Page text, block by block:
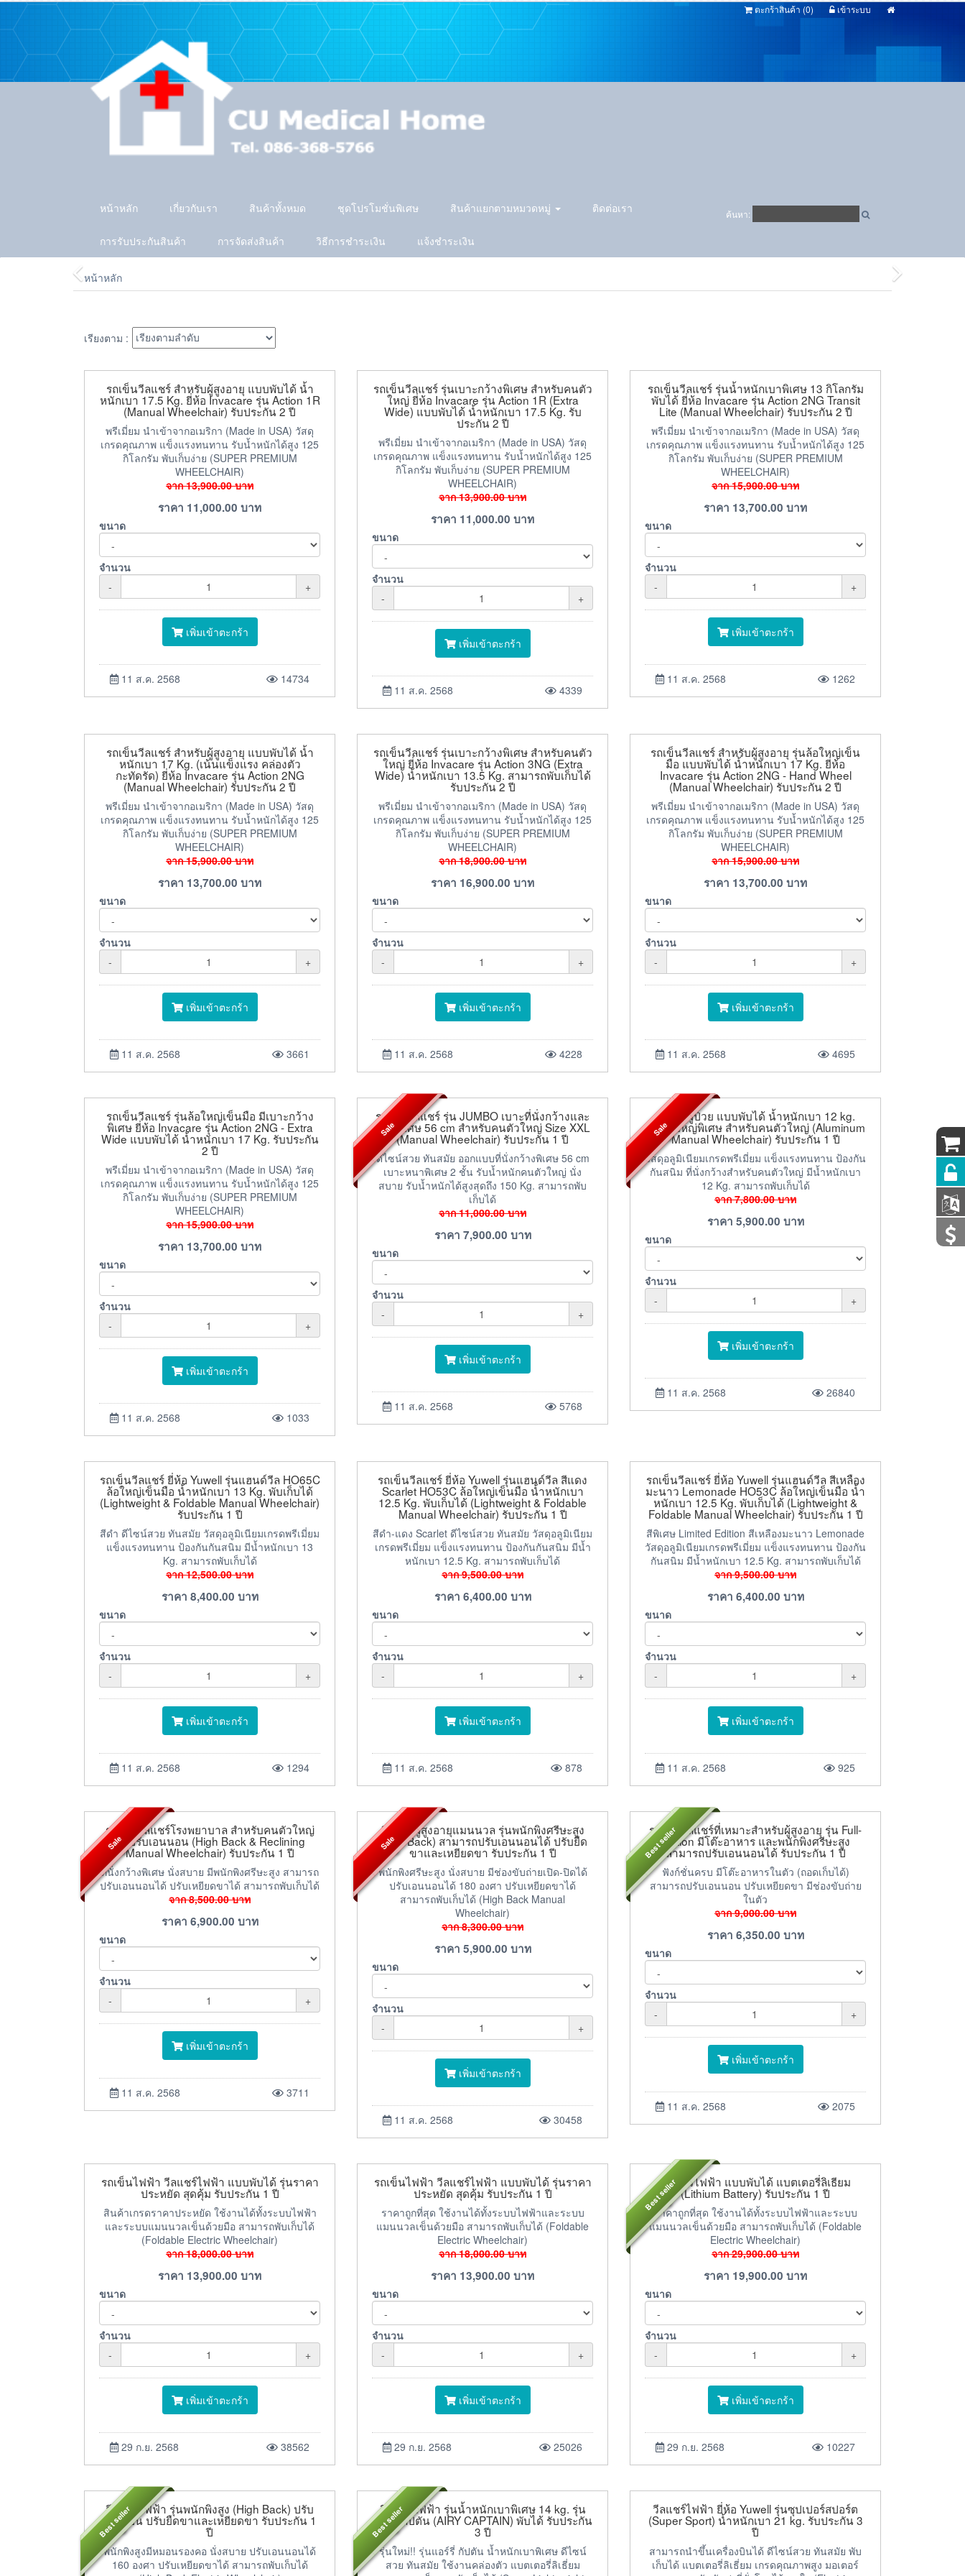
เข้าระบบ
ตะกร้าสินค้า (0)
หน้าหลัก เกี่ยวกับเรา สินค้าทั้งหมด ชุดโปรโมชั่นพิเศษ สินค้าแยกตามหมวดหมู่ ติดต่อเรา
การรับประกันสินค้า การจัดส่งสินค้า วิธีการชำระเงิน แจ้งชำระเงิน
ค้นหา:
หน้าหลัก
เรียงตาม :
รถเข็นวีลแชร์ สำหรับผู้สูงอายุ แบบพับได้ น้ำ
หนักเบา 17.5 Kg. ยี่ห้อ Invacare รุ่น Action 1R
(Manual Wheelchair) รับประกัน 2 ปี
พรีเมี่ยม นำเข้าจากอเมริกา (Made in USA) วัสดุ
เกรดคุณภาพ แข็งแรงทนทาน รับน้ำหนักได้สูง 125
กิโลกรัม พับเก็บง่าย (SUPER PREMIUM
WHEELCHAIR)
จาก13,900.00บาท
ราคา 11,000.00 บาท
ขนาด
จำนวน
-
+
เพิ่มเข้าตะกร้า
11 ส.ค. 2568 14734
รถเข็นวีลแชร์ รุ่นเบาะกว้างพิเศษ สำหรับคนตัว
ใหญ่ ยี่ห้อ Invacare รุ่น Action 1R (Extra
Wide) แบบพับได้ น้ำหนักเบา 17.5 Kg. รับ
ประกัน 2 ปี
พรีเมี่ยม นำเข้าจากอเมริกา (Made in USA) วัสดุ
เกรดคุณภาพ แข็งแรงทนทาน รับน้ำหนักได้สูง 125
กิโลกรัม พับเก็บง่าย (SUPER PREMIUM
WHEELCHAIR)
จาก13,900.00บาท
ราคา 11,000.00 บาท
ขนาด
จำนวน
-
+
เพิ่มเข้าตะกร้า
11 ส.ค. 2568 4339
รถเข็นวีลแชร์ รุ่นน้ำหนักเบาพิเศษ 13 กิโลกรัม
พับได้ ยี่ห้อ Invacare รุ่น Action 2NG Transit
Lite (Manual Wheelchair) รับประกัน 2 ปี
พรีเมี่ยม นำเข้าจากอเมริกา (Made in USA) วัสดุ
เกรดคุณภาพ แข็งแรงทนทาน รับน้ำหนักได้สูง 125
กิโลกรัม พับเก็บง่าย (SUPER PREMIUM
WHEELCHAIR)
จาก15,900.00บาท
ราคา 13,700.00 บาท
ขนาด
จำนวน
-
+
เพิ่มเข้าตะกร้า
11 ส.ค. 2568 1262
รถเข็นวีลแชร์ สำหรับผู้สูงอายุ แบบพับได้ น้ำ
หนักเบา 17 Kg. (เน้นแข็งแรง คล่องตัว
กะทัดรัด) ยี่ห้อ Invacare รุ่น Action 2NG
(Manual Wheelchair) รับประกัน 2 ปี
พรีเมี่ยม นำเข้าจากอเมริกา (Made in USA) วัสดุ
เกรดคุณภาพ แข็งแรงทนทาน รับน้ำหนักได้สูง 125
กิโลกรัม พับเก็บง่าย (SUPER PREMIUM
WHEELCHAIR)
จาก15,900.00บาท
ราคา 13,700.00 บาท
ขนาด
จำนวน
-
+
เพิ่มเข้าตะกร้า
11 ส.ค. 2568 3661
รถเข็นวีลแชร์ รุ่นเบาะกว้างพิเศษ สำหรับคนตัว
ใหญ่ ยี่ห้อ Invacare รุ่น Action 3NG (Extra
Wide) น้ำหนักเบา 13.5 Kg. สามารถพับเก็บได้
รับประกัน 2 ปี
พรีเมี่ยม นำเข้าจากอเมริกา (Made in USA) วัสดุ
เกรดคุณภาพ แข็งแรงทนทาน รับน้ำหนักได้สูง 125
กิโลกรัม พับเก็บง่าย (SUPER PREMIUM
WHEELCHAIR)
จาก18,900.00บาท
ราคา 16,900.00 บาท
ขนาด
จำนวน
-
+
เพิ่มเข้าตะกร้า
11 ส.ค. 2568 4228
รถเข็นวีลแชร์ สำหรับผู้สูงอายุ รุ่นล้อใหญ่เข็น
มือ แบบพับได้ น้ำหนักเบา 17 Kg. ยี่ห้อ
Invacare รุ่น Action 2NG - Hand Wheel
(Manual Wheelchair) รับประกัน 2 ปี
พรีเมี่ยม นำเข้าจากอเมริกา (Made in USA) วัสดุ
เกรดคุณภาพ แข็งแรงทนทาน รับน้ำหนักได้สูง 125
กิโลกรัม พับเก็บง่าย (SUPER PREMIUM
WHEELCHAIR)
จาก15,900.00บาท
ราคา 13,700.00 บาท
ขนาด
จำนวน
-
+
เพิ่มเข้าตะกร้า
11 ส.ค. 2568 4695
รถเข็นวีลแชร์ รุ่นล้อใหญ่เข็นมือ มีเบาะกว้าง
พิเศษ ยี่ห้อ Invacare รุ่น Action 2NG - Extra
Wide แบบพับได้ น้ำหนักเบา 17 Kg. รับประกัน
2 ปี
พรีเมี่ยม นำเข้าจากอเมริกา (Made in USA) วัสดุ
เกรดคุณภาพ แข็งแรงทนทาน รับน้ำหนักได้สูง 125
กิโลกรัม พับเก็บง่าย (SUPER PREMIUM
WHEELCHAIR)
จาก15,900.00บาท
ราคา 13,700.00 บาท
ขนาด
จำนวน
-
+
เพิ่มเข้าตะกร้า
11 ส.ค. 2568 1033
Sale
รถเข็นวีลแชร์ รุ่น JUMBO เบาะที่นั่งกว้างและ
หนาพิเศษ 56 cm สำหรับคนตัวใหญ่ Size XXL
(Manual Wheelchair) รับประกัน 1 ปี
ดีไซน์สวย ทันสมัย ออกแบบที่นั่งกว้างพิเศษ 56 cm
เบาะหนาพิเศษ 2 ชั้น รับน้ำหนักคนตัวใหญ่ นั่ง
สบาย รับน้ำหนักได้สูงสุดถึง 150 Kg. สามารถพับ
เก็บได้
จาก11,000.00บาท
ราคา 7,900.00 บาท
ขนาด
จำนวน
-
+
เพิ่มเข้าตะกร้า
11 ส.ค. 2568 5768
Sale
รถเข็นผู้ป่วย แบบพับได้ น้ำหนักเบา 12 kg.
ขนาดใหญ่พิเศษ สำหรับคนตัวใหญ่ (Aluminum
Manual Wheelchair) รับประกัน 1 ปี
วัสดุอลูมิเนียมเกรดพรีเมี่ยม แข็งแรงทนทาน ป้องกัน
กันสนิม ที่นั่งกว้างสำหรับคนตัวใหญ่ มีน้ำหนักเบา
12 Kg. สามารถพับเก็บได้
จาก7,800.00บาท
ราคา 5,900.00 บาท
ขนาด
จำนวน
-
+
เพิ่มเข้าตะกร้า
11 ส.ค. 2568 26840
รถเข็นวีลแชร์ ยี่ห้อ Yuwell รุ่นแฮนด์วีล HO65C
ล้อใหญ่เข็นมือ น้ำหนักเบา 13 Kg. พับเก็บได้
(Lightweight & Foldable Manual Wheelchair)
รับประกัน 1 ปี
สีดำ ดีไซน์สวย ทันสมัย วัสดุอลูมิเนียมเกรดพรีเมี่ยม
แข็งแรงทนทาน ป้องกันกันสนิม มีน้ำหนักเบา 13
Kg. สามารถพับเก็บได้
จาก12,500.00บาท
ราคา 8,400.00 บาท
ขนาด
จำนวน
-
+
เพิ่มเข้าตะกร้า
11 ส.ค. 2568 1294
รถเข็นวีลแชร์ ยี่ห้อ Yuwell รุ่นแฮนด์วีล สีแดง
Scarlet HO53C ล้อใหญ่เข็นมือ น้ำหนักเบา
12.5 Kg. พับเก็บได้ (Lightweight & Foldable
Manual Wheelchair) รับประกัน 1 ปี
สีดำ-แดง Scarlet ดีไซน์สวย ทันสมัย วัสดุอลูมิเนียม
เกรดพรีเมี่ยม แข็งแรงทนทาน ป้องกันกันสนิม มีน้ำ
หนักเบา 12.5 Kg. สามารถพับเก็บได้
จาก9,500.00บาท
ราคา 6,400.00 บาท
ขนาด
จำนวน
-
+
เพิ่มเข้าตะกร้า
11 ส.ค. 2568 878
รถเข็นวีลแชร์ ยี่ห้อ Yuwell รุ่นแฮนด์วีล สีเหลือง
มะนาว Lemonade HO53C ล้อใหญ่เข็นมือ น้ำ
หนักเบา 12.5 Kg. พับเก็บได้ (Lightweight &
Foldable Manual Wheelchair) รับประกัน 1 ปี
สีพิเศษ Limited Edition สีเหลืองมะนาว Lemonade
วัสดุอลูมิเนียมเกรดพรีเมี่ยม แข็งแรงทนทาน ป้องกัน
กันสนิม มีน้ำหนักเบา 12.5 Kg. สามารถพับเก็บได้
จาก9,500.00บาท
ราคา 6,400.00 บาท
ขนาด
จำนวน
-
+
เพิ่มเข้าตะกร้า
11 ส.ค. 2568 925
Sale
รถเข็นวีลแชร์โรงพยาบาล สำหรับคนตัวใหญ่
รุ่นปรับเอนนอน (High Back & Reclining
Manual Wheelchair) รับประกัน 1 ปี
ที่นั่งกว้างพิเศษ นั่งสบาย มีพนักพิงศรีษะสูง สามารถ
ปรับเอนนอนได้ ปรับเหยียดขาได้ สามารถพับเก็บได้
จาก8,500.00บาท
ราคา 6,900.00 บาท
ขนาด
จำนวน
-
+
เพิ่มเข้าตะกร้า
11 ส.ค. 2568 3711
Sale
วีลแชร์ผู้สูงอายุแมนนวล รุ่นพนักพิงศรีษะสูง
(High Back) สามารถปรับเอนนอนได้ ปรับยืด
ขาและเหยียดขา รับประกัน 1 ปี
พนักพิงศรีษะสูง นั่งสบาย มีช่องขับถ่ายเปิด-ปิดได้
ปรับเอนนอนได้ 180 องศา ปรับเหยียดขาได้
สามารถพับเก็บได้ (High Back Manual
Wheelchair)
จาก8,300.00บาท
ราคา 5,900.00 บาท
ขนาด
จำนวน
-
+
เพิ่มเข้าตะกร้า
11 ส.ค. 2568 30458
Best seller
รถเข็นวีลแชร์ที่เหมาะสำหรับผู้สูงอายุ รุ่น Full-
Option มีโต๊ะอาหาร และพนักพิงศรีษะสูง
สามารถปรับเอนนอนได้ รับประกัน 1 ปี
ฟังก์ชั่นครบ มีโต๊ะอาหารในตัว (ถอดเก็บได้)
สามารถปรับเอนนอน ปรับเหยียดขา มีช่องขับถ่าย
ในตัว
จาก9,000.00บาท
ราคา 6,350.00 บาท
ขนาด
จำนวน
-
+
เพิ่มเข้าตะกร้า
11 ส.ค. 2568 2075
รถเข็นไฟฟ้า วีลแชร์ไฟฟ้า แบบพับได้ รุ่นราคา
ประหยัด สุดคุ้ม รับประกัน 1 ปี
สินค้าเกรดราคาประหยัด ใช้งานได้ทั้งระบบไฟฟ้า
และระบบแมนนวลเข็นด้วยมือ สามารถพับเก็บได้
(Foldable Electric Wheelchair)
จาก18,000.00บาท
ราคา 13,900.00 บาท
ขนาด
จำนวน
-
+
เพิ่มเข้าตะกร้า
29 ก.ย. 2568 38562
รถเข็นไฟฟ้า วีลแชร์ไฟฟ้า แบบพับได้ รุ่นราคา
ประหยัด สุดคุ้ม รับประกัน 1 ปี
ราคาถูกที่สุด ใช้งานได้ทั้งระบบไฟฟ้าและระบบ
แมนนวลเข็นด้วยมือ สามารถพับเก็บได้ (Foldable
Electric Wheelchair)
จาก18,000.00บาท
ราคา 13,900.00 บาท
ขนาด
จำนวน
-
+
เพิ่มเข้าตะกร้า
29 ก.ย. 2568 25026
Best sellerวีลแชร์ไฟฟ้า แบบพับได้ แบตเตอรี่ลิเธียม
(Lithium Battery) รับประกัน 1 ปี
ราคาถูกที่สุด ใช้งานได้ทั้งระบบไฟฟ้าและระบบ
แมนนวลเข็นด้วยมือ สามารถพับเก็บได้ (Foldable
Electric Wheelchair)
จาก29,900.00บาท
ราคา 19,900.00 บาท
ขนาด
จำนวน
-
+
เพิ่มเข้าตะกร้า
29 ก.ย. 2568 10227
Best seller
วีลแชร์ไฟฟ้า รุ่นพนักพิงสูง (High Back) ปรับ
เอนนอน ปรับยืดขาและเหยียดขา รับประกัน 1
ปี
พนักพิงสูงมีหมอนรองคอ นั่งสบาย ปรับเอนนอนได้
160 องศา ปรับเหยียดขาได้ สามารถพับเก็บได้
Best seller
วีลแชร์ไฟฟ้า รุ่นน้ำหนักเบาพิเศษ 14 kg. รุ่น
แอร์รี่ กัปตัน (AIRY CAPTAIN) พับได้ รับประกัน
3 ปี
รุ่นใหม่!! รุ่นแอร์รี่ กัปตัน น้ำหนักเบาพิเศษ ดีไซน์
สวย ทันสมัย ใช้งานคล่องตัว แบตเตอรี่ลิเธี่ยม
วีลแชร์ไฟฟ้า ยี่ห้อ Yuwell รุ่นซุปเปอร์สปอร์ต
(Super Sport) น้ำหนักเบา 21 kg. รับประกัน 3
ปี
สามารถนำขึ้นเครื่องบินได้ ดีไซน์สวย ทันสมัย พับ
เก็บได้ แบตเตอรี่ลิเธี่ยม เกรดคุณภาพสูง มอเตอร์